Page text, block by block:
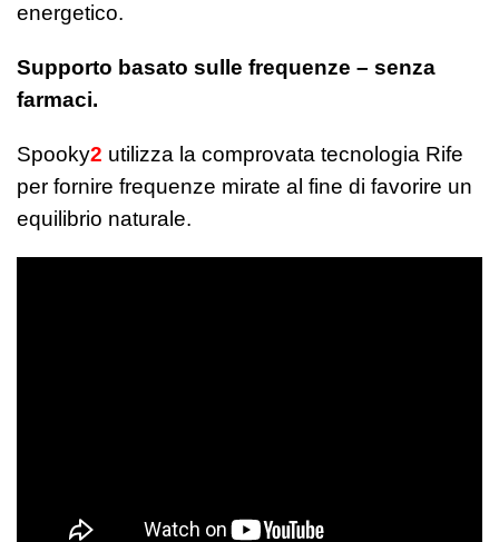
energetico.
Supporto basato sulle frequenze – senza
farmaci.
Spooky2 utilizza la comprovata tecnologia Rife
per fornire frequenze mirate al fine di favorire un
equilibrio naturale.